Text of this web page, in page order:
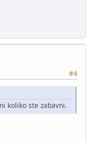
#4
koliko ste zabavni.